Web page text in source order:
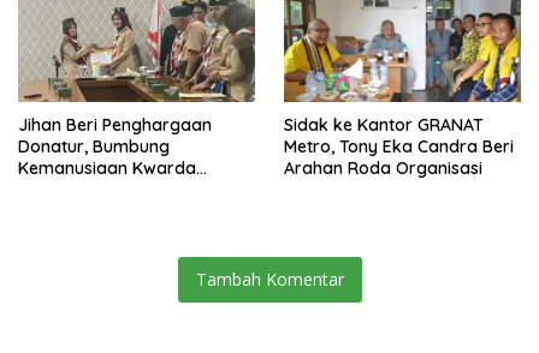
Jihan Beri Penghargaan
Donatur, Bumbung
Kemanusiaan Kwarda
‎Sidak ke Kantor GRANAT
Metro, Tony Eka Candra Beri
Arahan Roda Organisasi
Tambah Komentar